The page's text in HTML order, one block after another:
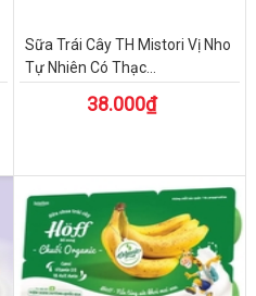
Sữa Trái Cây TH Mistori Vị Nho
Tự Nhiên Có Thạc...
38.000₫